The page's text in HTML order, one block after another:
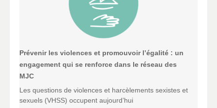
Prévenir les violences et promouvoir l’égalité : un
engagement qui se renforce dans le réseau des
MJC
Les questions de violences et harcèlements sexistes et
sexuels (VHSS) occupent aujourd’hui